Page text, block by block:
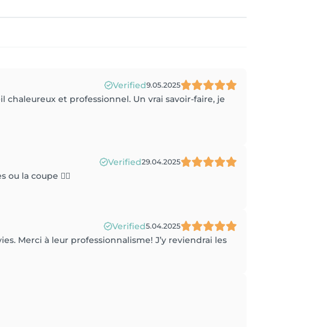
Verified9.05.2025
et professionnel. Un vrai savoir-faire, je
Verified29.04.2025
la coupe 💇‍♀️
Verified5.04.2025
Merci à leur professionnalisme! J’y reviendrai les